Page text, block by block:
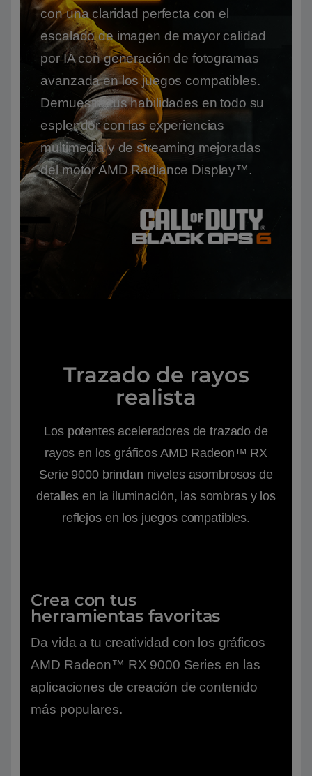
con una claridad perfecta con el
escalado de imagen de mayor calidad
por IA con generación de fotogramas
avanzada en los juegos compatibles.
Demuestra tus habilidades en todo su
esplendor con las experiencias
multimedia y de streaming mejoradas
del motor AMD Radiance Display™.
Trazado de rayos
realista
Los potentes aceleradores de trazado de
rayos en los gráficos AMD Radeon™ RX
Serie 9000 brindan niveles asombrosos de
detalles en la iluminación, las sombras y los
reflejos en los juegos compatibles.
Crea con tus
herramientas favoritas
Da vida a tu creatividad con los gráficos
AMD Radeon™ RX 9000 Series en las
aplicaciones de creación de contenido
más populares.